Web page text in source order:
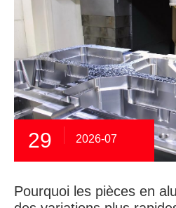
29 2026-07
Pourquoi les pièces en